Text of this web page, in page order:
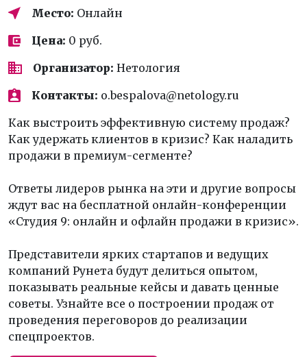
Место: Онлайн
Цена: 0 руб.
Организатор: Нетология
Контакты: o.bespalova@netology.ru
Как выстроить эффективную систему продаж?
Как удержать клиентов в кризис? Как наладить
продажи в премиум-сегменте?
Ответы лидеров рынка на эти и другие вопросы
ждут вас на бесплатной онлайн-конференции
«Студия 9: онлайн и офлайн продажи в кризис».
Представители ярких стартапов и ведущих
компаний Рунета будут делиться опытом,
показывать реальные кейсы и давать ценные
советы. Узнайте все о построении продаж от
проведения переговоров до реализации
спецпроектов.